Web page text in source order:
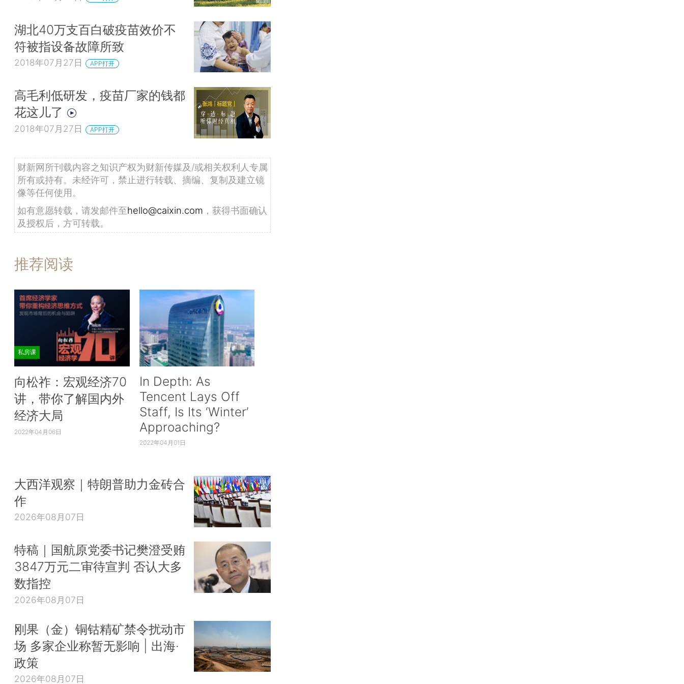
湖北40万支百白破疫苗效价不
符被指设备故障所致
2018年07月27日 APP打开
高毛利低研发，疫苗厂家的钱都
花这儿了
2018年07月27日 APP打开
财新网所刊载内容之知识产权为财新传媒及/或相关权利人专属
所有或持有。未经许可，禁止进行转载、摘编、复制及建立镜
像等任何使用。
如有意愿转载，请发邮件至hello@caixin.com ，获得书面确认
及授权后，方可转载。
推荐阅读
私房课
向松祚：宏观经济70
讲，带你了解国内外
经济大局
2022年04月06日
In Depth: As
Tencent Lays Off
Staff, Is Its ‘Winter’
Approaching?
2022年04月01日
大西洋观察｜特朗普助力金砖合
作
2026年08月07日
特稿｜国航原党委书记樊澄受贿
3847万元二审待宣判 否认大多
数指控
2026年08月07日
刚果（金）铜钴精矿禁令扰动市
场 多家企业称暂无影响 | 出海·
政策
2026年08月07日